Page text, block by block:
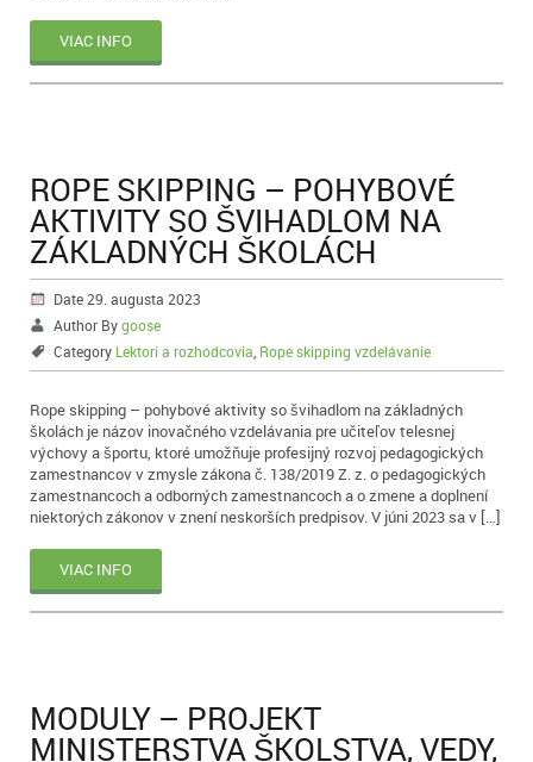
VIAC INFO
ROPE SKIPPING – POHYBOVÉ
AKTIVITY SO ŠVIHADLOM NA
ZÁKLADNÝCH ŠKOLÁCH
Date 29. augusta 2023
Author Bygoose
Category Lektori a rozhodcovia Rope skipping vzdelávanie
Rope skipping – pohybové aktivity so švihadlom na základných
školách je názov inovačného vzdelávania pre učiteľov telesnej
výchovy a športu, ktoré umožňuje profesijný rozvoj pedagogických
zamestnancov v zmysle zákona č. 138/2019 Z. z. o pedagogických
zamestnancoch a odborných zamestnancoch a o zmene a doplnení
niektorých zákonov v znení neskorších predpisov. V júni 2023 sa v […]
VIAC INFO
MODULY – PROJEKT
MINISTERSTVA ŠKOLSTVA, VEDY,